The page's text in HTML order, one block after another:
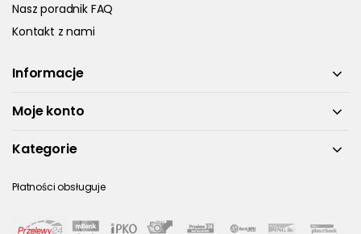
Nasz poradnik FAQ
Kontakt z nami
Informacje
Moje konto
Kategorie
Płatności obsługuje